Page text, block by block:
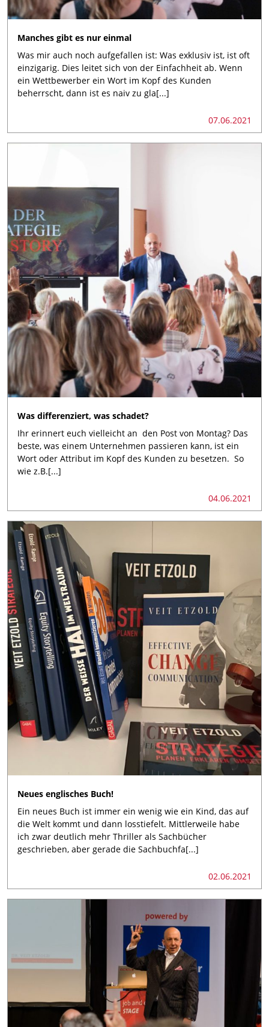
Manches gibt es nur einmal
Was mir auch noch aufgefallen ist: Was exklusiv ist, ist oft
einzigarig. Dies leitet sich von der Einfachheit ab. Wenn
ein Wettbewerber ein Wort im Kopf des Kunden
beherrscht, dann ist es naiv zu gla[...]
07.06.2021
Was differenziert, was schadet?
Ihr erinnert euch vielleicht an den Post von Montag? Das
beste, was einem Unternehmen passieren kann, ist ein
Wort oder Attribut im Kopf des Kunden zu besetzen. So
wie z.B.[...]
04.06.2021
Neues englisches Buch!
Ein neues Buch ist immer ein wenig wie ein Kind, das auf
die Welt kommt und dann losstiefelt. Mittlerweile habe
ich zwar deutlich mehr Thriller als Sachbücher
geschrieben, aber gerade die Sachbuchfa[...]
02.06.2021